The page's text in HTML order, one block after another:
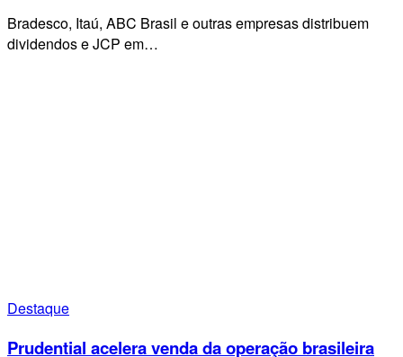
Bradesco, Itaú, ABC Brasil e outras empresas distribuem
dividendos e JCP em…
Destaque
Prudential acelera venda da operação brasileira